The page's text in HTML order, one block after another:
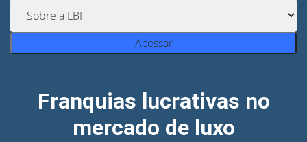
Acessar
Franquias lucrativas no
mercado de luxo